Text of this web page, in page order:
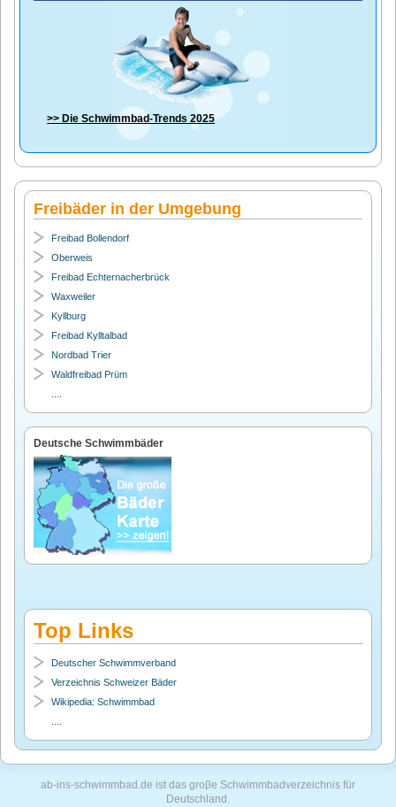
>> DieSchwimmbad-Trends 2025
Freibäder in der Umgebung
Freibad Bollendorf
Oberweis
Freibad Echternacherbrück
Waxweiler
Kyllburg
Freibad Kylltalbad
Nordbad Trier
Waldfreibad Prüm
Deutsche Schwimmbäder
Top Links
Deutscher Schwimmverband
Verzeichnis Schweizer Bäder
Wikipedia: Schwimmbad
ab-ins-schwimmbad.de ist das groβe Schwimmbadverzeichnis für
Deutschland.